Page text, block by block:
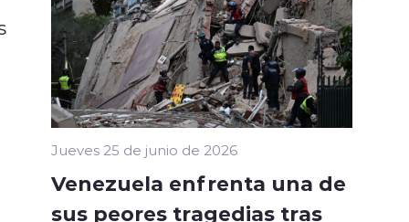
Jueves 25 de junio de 2026
Venezuela enfrenta una de
sus peores tragedias tras